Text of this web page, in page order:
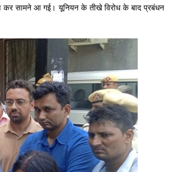
कर सामने आ गई। यूनियन के तीखे विरोध के बाद प्रबंधन